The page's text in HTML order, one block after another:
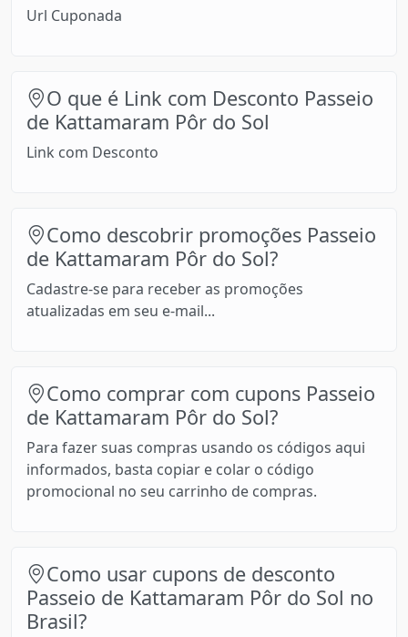
Url Cuponada
O que é Link com Desconto Passeio
de Kattamaram Pôr do Sol
Link com Desconto
Como descobrir promoções Passeio
de Kattamaram Pôr do Sol?
Cadastre-se para receber as promoções
atualizadas em seu e-mail...
Como comprar com cupons Passeio
de Kattamaram Pôr do Sol?
Para fazer suas compras usando os códigos aqui
informados, basta copiar e colar o código
promocional no seu carrinho de compras.
Como usar cupons de desconto
Passeio de Kattamaram Pôr do Sol no
Brasil?